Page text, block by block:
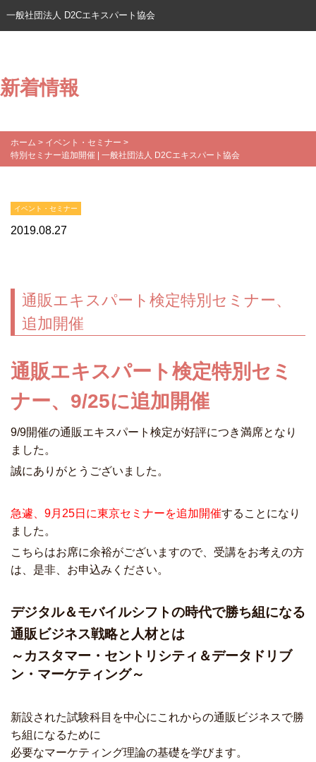
一般社団法人 D2Cエキスパート協会
新着情報
ホーム > イベント・セミナー >
特別セミナー追加開催 | 一般社団法人 D2Cエキスパート協会
イベント・セミナー
2019.08.27
通販エキスパート検定特別セミナー、
追加開催
通販エキスパート検定特別セミ
ナー、9/25に追加開催
9/9開催の通販エキスパート検定が好評につき満席となり
ました。
誠にありがとうございました。
急遽、9月25日に東京セミナーを追加開催することになり
ました。
こちらはお席に余裕がございますので、受講をお考えの方
は、是非、お申込みください。
デジタル＆モバイルシフトの時代で勝ち組になる
通販ビジネス戦略と人材とは
～カスタマー・セントリシティ＆データドリブ
ン・マーケティング～
新設された試験科目を中心にこれからの通販ビジネスで勝
ち組になるために
必要なマーケティング理論の基礎を学びます。